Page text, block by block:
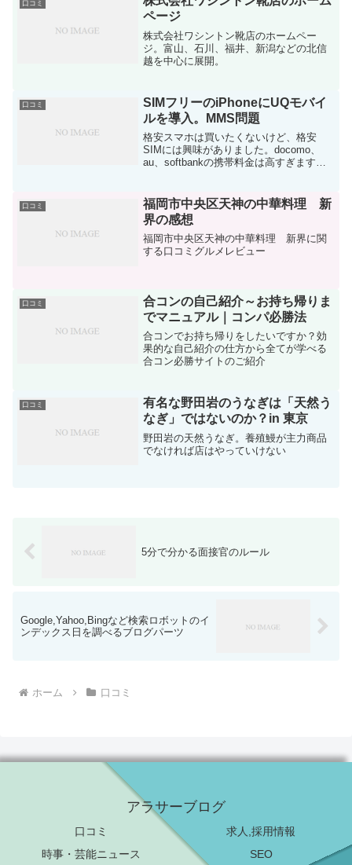
口コミ
ページ
株式会社ワシントン靴店のホームペー
ジ。富山、石川、福井、新潟などの北信
越を中心に展開。
口コミ
SIMフリーのiPhoneにUQモバイ
ルを導入。MMS問題
格安スマホは買いたくないけど、格安
SIMには興味がありました。docomo、
au、softbankの携帯料金は高すぎます。
iPhoneをアップルストアで買って、au...
口コミ
福岡市中央区天神の中華料理 新
界の感想
福岡市中央区天神の中華料理 新界に関
する口コミグルメレビュー
口コミ
合コンの自己紹介～お持ち帰りま
でマニュアル｜コンパ必勝法
合コンでお持ち帰りをしたいですか？効
果的な自己紹介の仕方から全てが学べる
合コン必勝サイトのご紹介
口コミ
有名な野田岩のうなぎは「天然う
なぎ」ではないのか？in 東京
野田岩の天然うなぎ。養殖鰻が主力商品
でなければ店はやっていけない
5分で分かる面接官のルール
Google,Yahoo,Bingなど検索ロボットのイ
ンデックス日を調べるブログパーツ
ホーム 口コミ
アラサーブログ
口コミ
求人,採用情報
時事・芸能ニュース
SEO